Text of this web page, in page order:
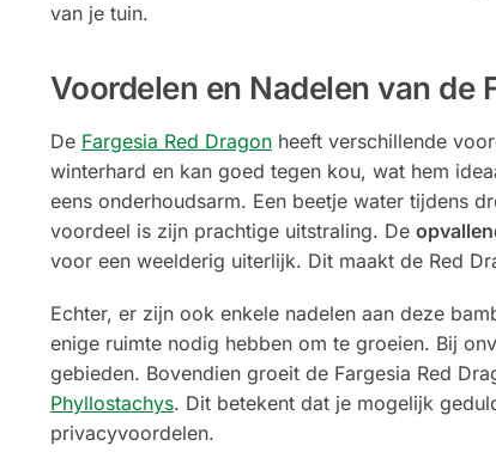
van je tuin.
Voordelen en Nadelen van de
De Fargesia Red Dragonheeft verschillende
winterhard en kan goed tegen kou, wat hem
eens onderhoudsarm. Een beetje water tijdens
voordeel is zijn prachtige uitstraling. De
voor een weelderig uiterlijk. Dit maakt de Red
Echter, er zijn ook enkele nadelen aan deze
enige ruimte nodig hebben om te groeien. Bij
gebieden. Bovendien groeit de Fargesia Red
Phyllostachys. Dit betekent dat je mogelijk
privacyvoordelen.